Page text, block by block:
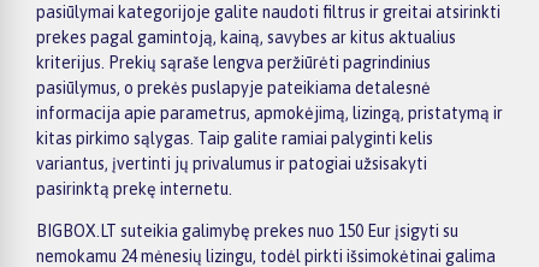
pasiūlymai kategorijoje galite naudoti filtrus ir greitai atsirinkti
prekes pagal gamintoją, kainą, savybes ar kitus aktualius
kriterijus. Prekių sąraše lengva peržiūrėti pagrindinius
pasiūlymus, o prekės puslapyje pateikiama detalesnė
informacija apie parametrus, apmokėjimą, lizingą, pristatymą ir
kitas pirkimo sąlygas. Taip galite ramiai palyginti kelis
variantus, įvertinti jų privalumus ir patogiai užsisakyti
pasirinktą prekę internetu.
BIGBOX.LT suteikia galimybę prekes nuo 150 Eur įsigyti su
nemokamu 24 mėnesių lizingu, todėl pirkti išsimokėtinai galima